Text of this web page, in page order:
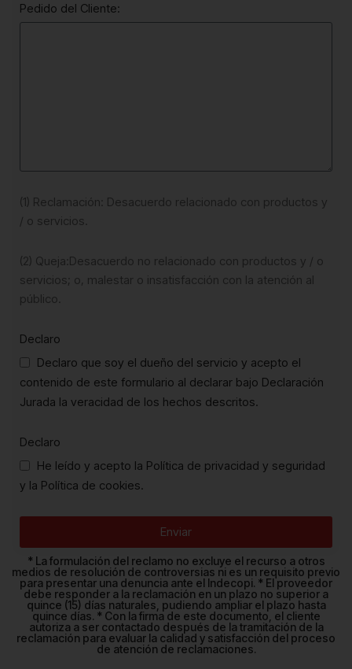
Pedido del Cliente:
(1) Reclamación: Desacuerdo relacionado con productos y
/ o servicios.
(2) Queja:Desacuerdo no relacionado con productos y / o
servicios; o, malestar o insatisfacción con la atención al
público.
Declaro
Declaro que soy el dueño del servicio y acepto el
contenido de este formulario al declarar bajo Declaración
Jurada la veracidad de los hechos descritos.
Declaro
He leído y acepto la Política de privacidad y seguridad
y la Política de cookies.
Enviar
* La formulación del reclamo no excluye el recurso a otros
medios de resolución de controversias ni es un requisito previo
para presentar una denuncia ante el Indecopi. * El proveedor
debe responder a la reclamación en un plazo no superior a
quince (15) días naturales, pudiendo ampliar el plazo hasta
quince días. * Con la firma de este documento, el cliente
autoriza a ser contactado después de la tramitación de la
reclamación para evaluar la calidad y satisfacción del proceso
de atención de reclamaciones.